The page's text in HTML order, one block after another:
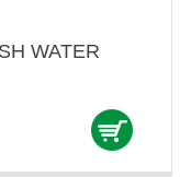
WATER